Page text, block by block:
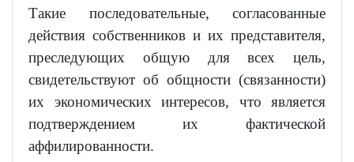
Такие последовательные, согласованные
действия собственников и их представителя,
преследующих общую для всех цель,
свидетельствуют об общности (связанности)
их экономических интересов, что является
подтверждением их фактической
аффилированности.